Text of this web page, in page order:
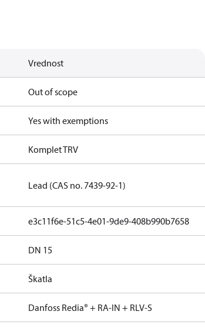
Vrednost
Out of scope
Yes with exemptions
Komplet TRV
Lead (CAS no. 7439-92-1)
e3c11f6e-51c5-4e01-9de9-408b990b7658
DN 15
Škatla
Danfoss Redia® + RA-IN + RLV-S